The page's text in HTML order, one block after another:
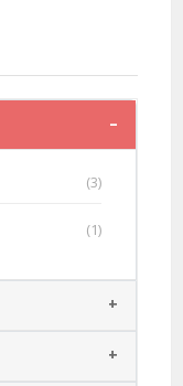
(3)
(1)